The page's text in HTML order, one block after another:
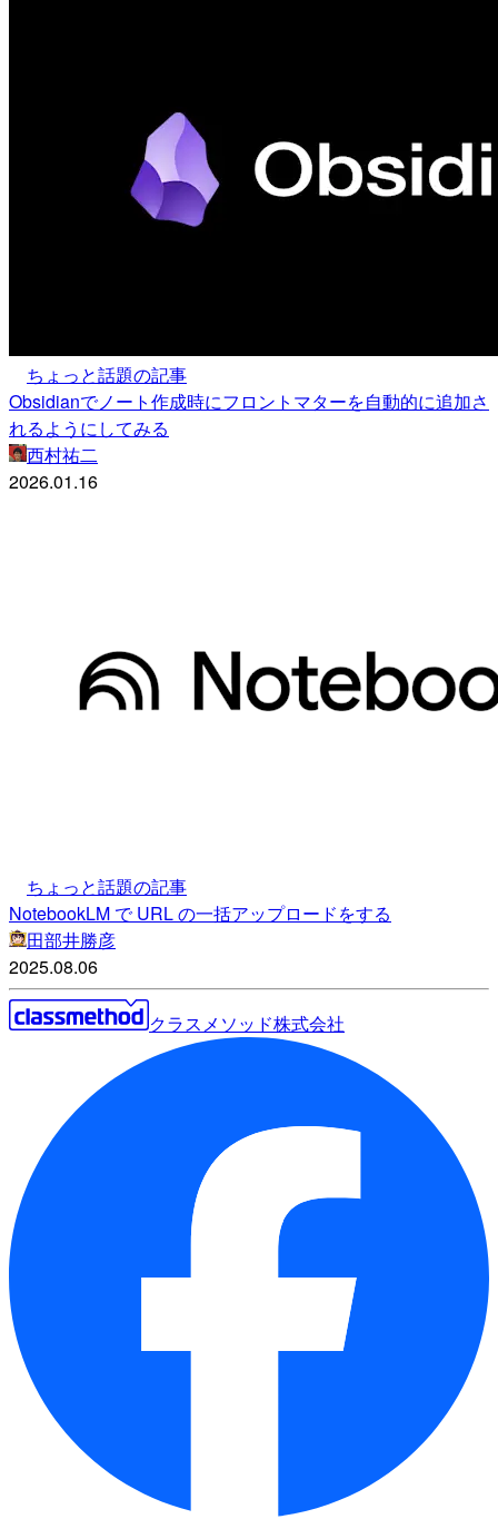
ちょっと話題の記事
Obsidianでノート作成時にフロントマターを自動的に追加さ
れるようにしてみる
西村祐二
2026.01.16
ちょっと話題の記事
NotebookLM で URL の一括アップロードをする
田部井勝彦
2025.08.06
クラスメソッド株式会社